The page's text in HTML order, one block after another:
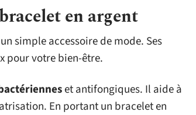
en argent
simple accessoire de mode. Ses
pour votre bien-être.
et antifongiques. Il aide à
En portant un bracelet en